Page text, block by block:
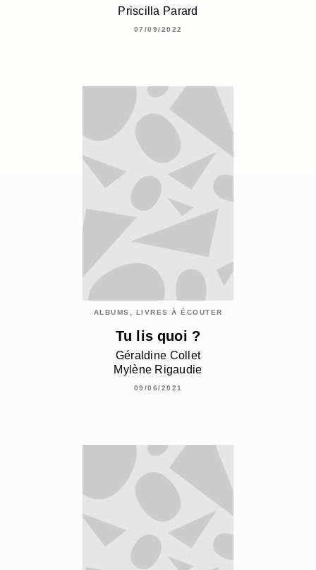
Priscilla Parard
07/09/2022
ALBUMS, LIVRES À ÉCOUTER
Tu lis quoi ?
Géraldine Collet
Mylène Rigaudie
09/06/2021